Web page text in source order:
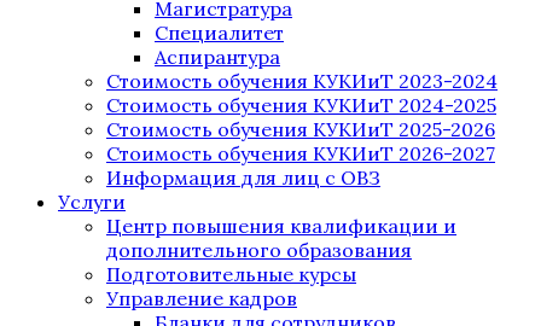
Магистратура
Специалитет
Аспирантура
Стоимость обучения КУКИиТ 2023-2024
Стоимость обучения КУКИиТ 2024-2025
Стоимость обучения КУКИиТ 2025-2026
Стоимость обучения КУКИиТ 2026-2027
Информация для лиц с ОВЗ
Услуги
Центр повышения квалификации и
дополнительного образования
Подготовительные курсы
Управление кадров